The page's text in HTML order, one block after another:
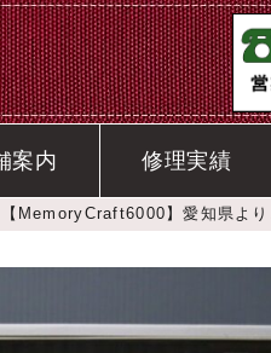
案内 修理実績
MemoryCraft6000】愛知県より